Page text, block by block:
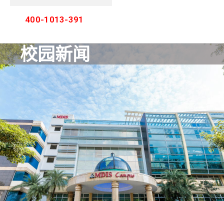
400-1013-391
校园新闻